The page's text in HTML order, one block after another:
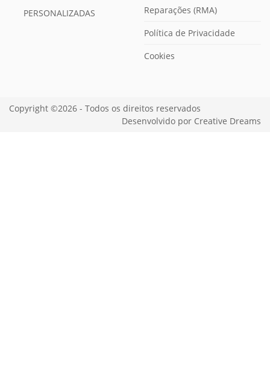
PERSONALIZADAS
Reparações (RMA)
Política de Privacidade
Cookies
Copyright ©2026 - Todos os direitos reservados
Desenvolvido por Creative Dreams